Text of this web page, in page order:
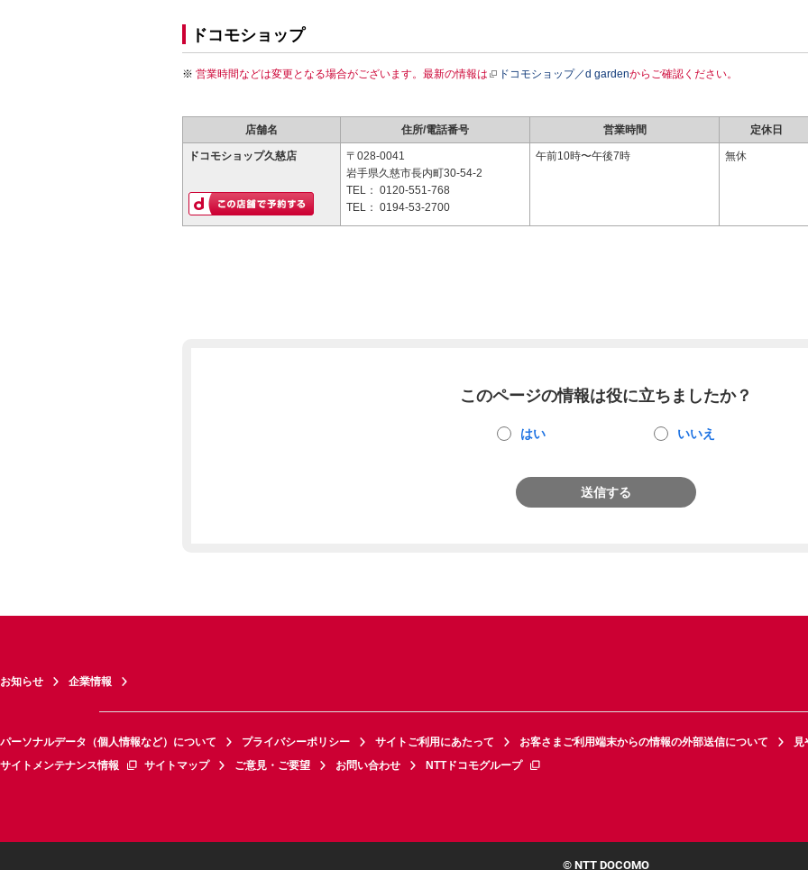
ドコモショップ
営業時間などは変更となる場合がございます。最新の情報は ドコモショップ／d gardenからご確認ください。
店舗名 住所/電話番号 営業時間 定休日
ドコモショップ久慈店
〒028-0041
岩手県久慈市長内町30-54-2
TEL： 0120-551-768
TEL： 0194-53-2700
午前10時〜午後7時 無休
このページの情報は役に立ちましたか？
はい いいえ
送信する
お知らせ 企業情報
パーソナルデータ（個人情報など）について プライバシーポリシー サイトご利用にあたって お客さまご利用端末からの情報の外部送信について
見
サイトメンテナンス情報
サイトマップ ご意見・ご要望 お問い合わせ NTTドコモグループ
© NTT DOCOMO